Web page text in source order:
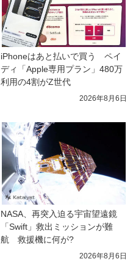
iPhoneはあと払いで買う　ペイ
ディ「Apple専用プラン」480万
利用の4割がZ世代
2026年8月6日
NASA、再突入迫る宇宙望遠鏡
「Swift」救出ミッションが難
航　救援機に何が?
2026年8月6日